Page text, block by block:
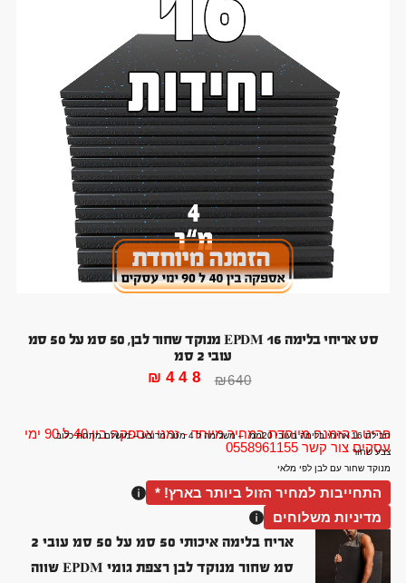
פריט בהזמנה מיוחדת במחיר מיוחד - זמני אספקה בין 40 ל 90 ימי
עסקים צור קשר 0558961155
סט אריחי בלימה 16 EPDM מנוקד שחור לבן, 50 סמ על 50 סמ
עובי 2 סמ
חבילת 16 אריחי בלימה בעובי 20ממ – משלימה ל 4 מטר מרובע – מושלם מתחת כלוב.
צבע שחור
מנוקד שחור עם לבן לפי מלאי
₪640
₪ 448
התחייבות למחיר הזול ביותר בארץ! *
מדיניות משלוחים
אריח בלימה איכותי 50 סמ על 50 סמ עובי 2
סמ שחור מנוקד לבן רצפת גומי EPDM שווה